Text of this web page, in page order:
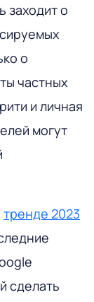
заходит о
о
частных
и личная
могут
тренде 2023
сделать